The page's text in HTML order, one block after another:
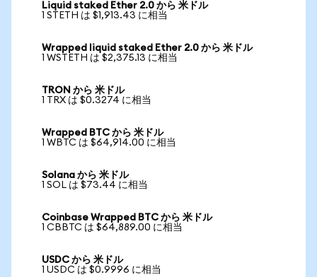
Liquid staked Ether 2.0 から 米ドル
1 STETH は $1,913.43 に相当
Wrapped liquid staked Ether 2.0 から 米ドル
1 WSTETH は $2,375.13 に相当
TRON から 米ドル
1 TRX は $0.3274 に相当
Wrapped BTC から 米ドル
1 WBTC は $64,914.00 に相当
Solana から 米ドル
1 SOL は $73.44 に相当
Coinbase Wrapped BTC から 米ドル
1 CBBTC は $64,889.00 に相当
USDC から 米ドル
1 USDC は $0.9996 に相当